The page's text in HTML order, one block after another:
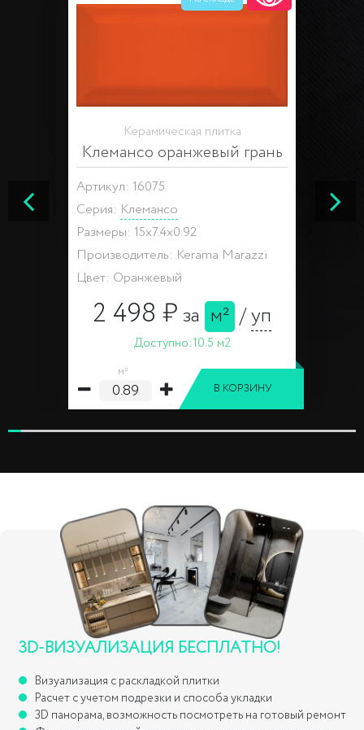
Керамическая плитка
Клемансо оранжевый грань
Артикул: 16075
Серия: Клемансо
Размеры: 15x7.4x0.92
Производитель: Kerama Marazzi
Цвет: Оранжевый
2 498 ₽за м² /уп
Доступно:10.5 м2
м²
В КОРЗИНУ
3D-ВИЗУАЛИЗАЦИЯ БЕСПЛАТНО!
Визуализация с раскладкой плитки
Расчет с учетом подрезки и способа укладки
3D панорама, возможность посмотреть на готовый ремонт